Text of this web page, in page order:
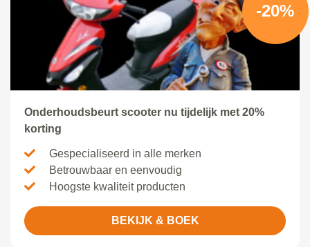
-20%
Onderhoudsbeurt scooter nu tijdelijk met 20%
korting
Gespecialiseerd in alle merken
Betrouwbaar en eenvoudig
Hoogste kwaliteit producten
BEKIJK & BOEK